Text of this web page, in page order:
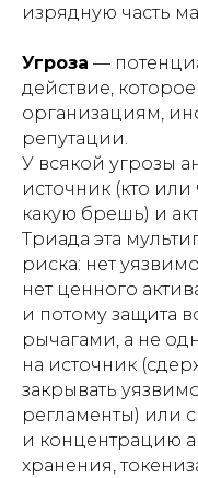
изрядную часть
Угроза —
действие,
организациям,
репутации.
У всякой угрозы
источник (кто или
какую брешь) и
Триада эта
риска: нет
нет ценного
и потому защита
рычагами, а не
на источник
закрывать
регламенты) или
и концентрацию
хранения,